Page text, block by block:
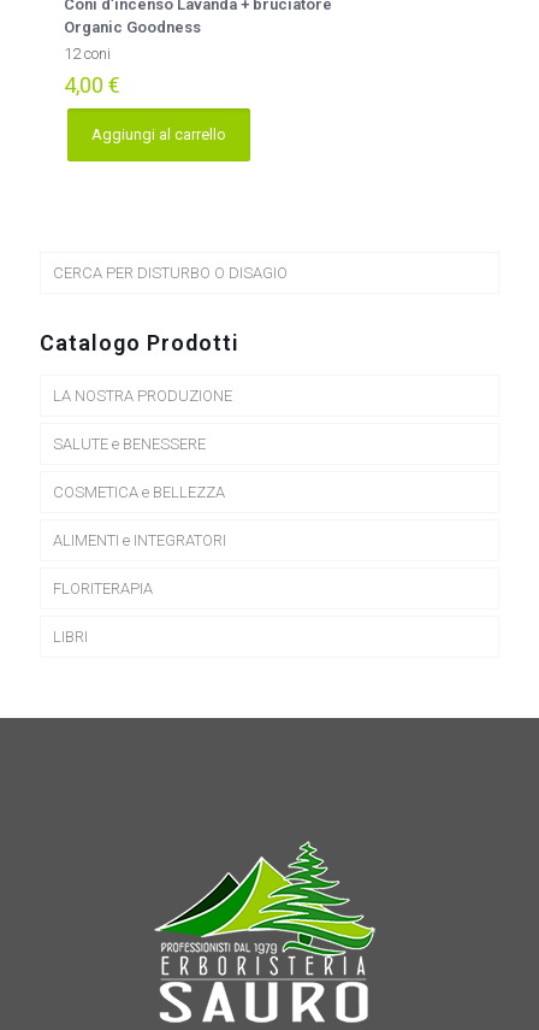
Coni d’incenso Lavanda + bruciatore
Organic Goodness
12 coni
4,00 €
Aggiungi al carrello
CERCA PER DISTURBO O DISAGIO
Catalogo Prodotti
LA NOSTRA PRODUZIONE
SALUTE e BENESSERE
COSMETICA e BELLEZZA
ALIMENTI e INTEGRATORI
FLORITERAPIA
LIBRI